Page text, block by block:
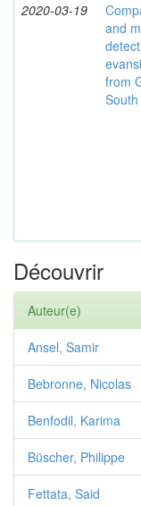
2020-03-19
and
from
Découvrir
Auteur(e)
Ansel, Samir
Bebronne, Nicolas
Benfodil, Karima
Büscher, Philippe
Fettata, Said